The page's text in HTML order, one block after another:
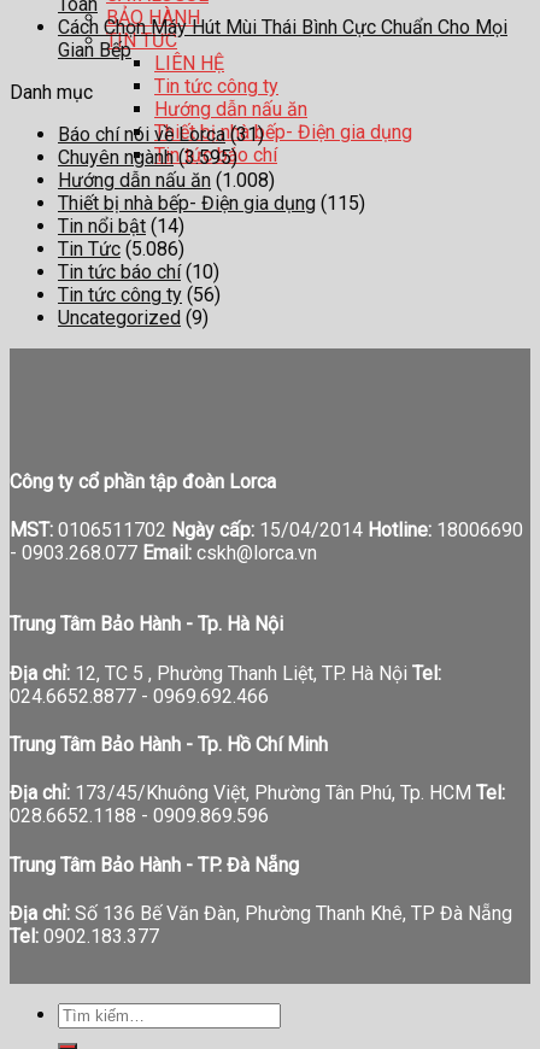
BẢO HÀNH
TIN TỨC
LIÊN HỆ
Tin tức công ty
Hướng dẫn nấu ăn
Thiết bị nhà bếp- Điện gia dụng
Tin tức báo chí
Cách Chọn Máy Hút Mùi Thái Bình Cực Chuẩn Cho Mọi
Gian Bếp
Danh mục
Báo chí nói về Lorca(31)
Chuyên ngành(3.595)
Hướng dẫn nấu ăn (1.008)
Thiết bị nhà bếp- Điện gia dụng (115)
Tin nổi bật (14)
Tin Tức (5.086)
Tin tức báo chí(10)
Tin tức công ty (56)
Uncategorized (9)
Công ty cổ phần tập đoàn Lorca
MST: 0106511702 Ngày cấp: 15/04/2014 Hotline: 18006690
- 0903.268.077 Email: cskh@lorca.vn
Trung Tâm Bảo Hành - Tp. Hà Nội
Địa chỉ: 12, TC 5 , Phường Thanh Liệt, TP. Hà Nội Tel:
024.6652.8877 - 0969.692.466
Trung Tâm Bảo Hành - Tp. Hồ Chí Minh
Địa chỉ: 173/45/Khuông Việt, Phường Tân Phú, Tp. HCM Tel:
028.6652.1188 - 0909.869.596
Trung Tâm Bảo Hành - TP. Đà Nẵng
Địa chỉ: Số 136 Bế Văn Đàn, Phường Thanh Khê, TP Đà Nẵng
Tel: 0902.183.377
Tìm
kiếm: